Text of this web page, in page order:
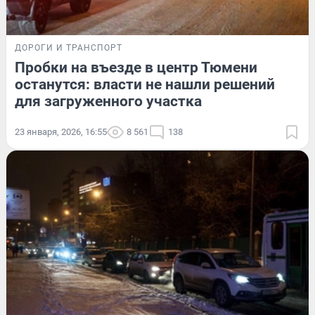
ДОРОГИ И ТРАНСПОРТ
Пробки на въезде в центр Тюмени
останутся: власти не нашли решений
для загруженного участка
23 января, 2026, 16:55 8 561 138